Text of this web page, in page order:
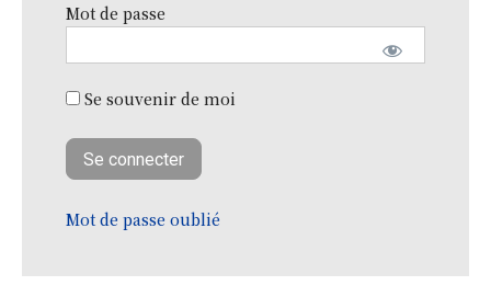
Mot de passe
Se souvenir de moi
Mot de passe oublié